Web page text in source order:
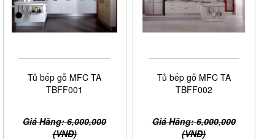
Tủ bếp gỗ MFC TA
TBFF001
Giá Hãng: 6,000,000
(VNĐ)
Tủ bếp gỗ MFC TA
TBFF002
Giá Hãng: 6,000,000
(VNĐ)